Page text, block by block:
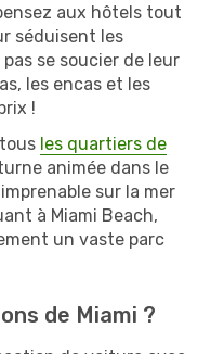
aux hôtels tout
séduisent les
se soucier de leur
les encas et les
!
les quartiers de
animée dans le
sur la mer
à Miami Beach,
un vaste parc
de Miami ?